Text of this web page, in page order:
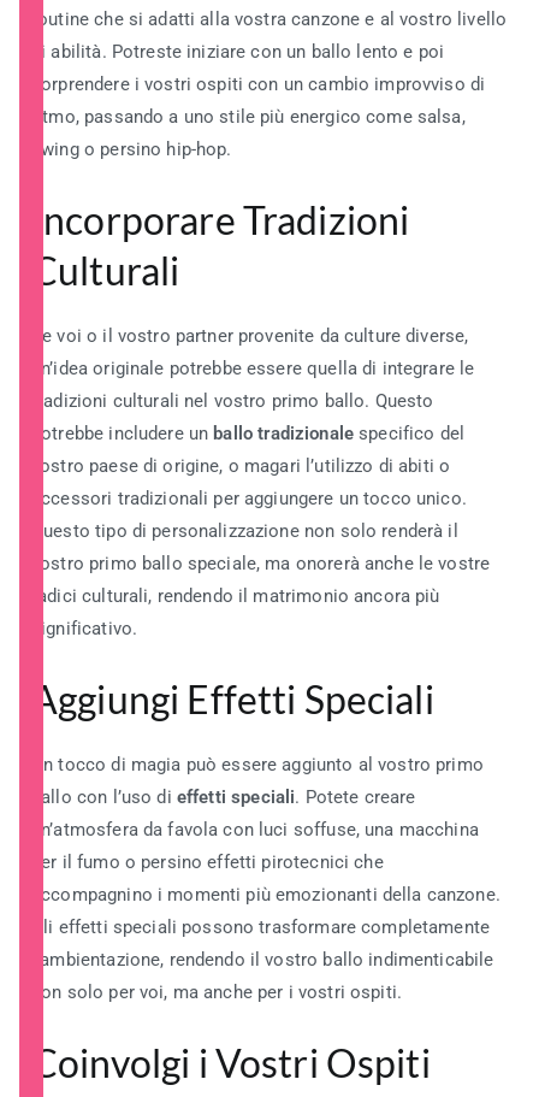
routine che si adatti alla vostra canzone e al vostro livello
di abilità. Potreste iniziare con un ballo lento e poi
sorprendere i vostri ospiti con un cambio improvviso di
ritmo, passando a uno stile più energico come salsa,
swing o persino hip-hop.
Incorporare Tradizioni
Culturali
Se voi o il vostro partner provenite da culture diverse,
un’idea originale potrebbe essere quella di integrare le
tradizioni culturali nel vostro primo ballo. Questo
potrebbe includere un ballo tradizionale specifico del
vostro paese di origine, o magari l’utilizzo di abiti o
accessori tradizionali per aggiungere un tocco unico.
Questo tipo di personalizzazione non solo renderà il
vostro primo ballo speciale, ma onorerà anche le vostre
radici culturali, rendendo il matrimonio ancora più
significativo.
Aggiungi Effetti Speciali
Un tocco di magia può essere aggiunto al vostro primo
ballo con l’uso di effetti speciali. Potete creare
un’atmosfera da favola con luci soffuse, una macchina
per il fumo o persino effetti pirotecnici che
accompagnino i momenti più emozionanti della canzone.
Gli effetti speciali possono trasformare completamente
l’ambientazione, rendendo il vostro ballo indimenticabile
non solo per voi, ma anche per i vostri ospiti.
Coinvolgi i Vostri Ospiti